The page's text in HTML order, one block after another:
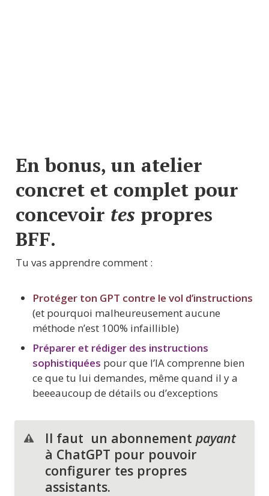
En bonus, un atelier
concret et complet pour
concevoir tes propres
BFF.
Tu vas apprendre comment :
Protéger ton GPT contre le vol d’instructions
(et pourquoi malheureusement aucune
méthode n’est 100% infaillible)
Préparer et rédiger des instructions
sophistiquées pour que l’IA comprenne bien
ce que tu lui demandes, même quand il y a
beeeaucoup de détails ou d’exceptions
Il faut  un abonnement payant
à ChatGPT pour pouvoir
configurer tes propres
assistants.